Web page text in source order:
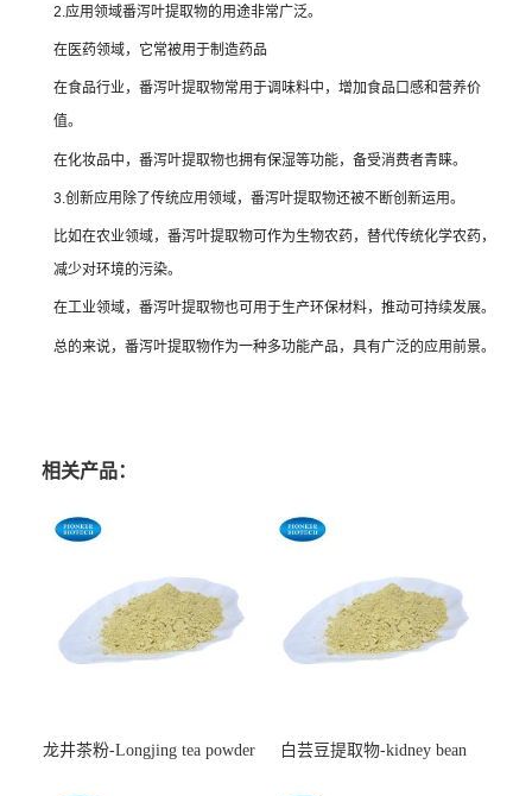
2.应用领域番泻叶提取物的用途非常广泛。
在医药领域，它常被用于制造药品
在食品行业，番泻叶提取物常用于调味料中，增加食品口感和营养价
值。
在化妆品中，番泻叶提取物也拥有保湿等功能，备受消费者青睐。
3.创新应用除了传统应用领域，番泻叶提取物还被不断创新运用。
比如在农业领域，番泻叶提取物可作为生物农药，替代传统化学农药，
减少对环境的污染。
在工业领域，番泻叶提取物也可用于生产环保材料，推动可持续发展。
总的来说，番泻叶提取物作为一种多功能产品，具有广泛的应用前景。
相关产品：
龙井茶粉-Longjing tea powder
白芸豆提取物-kidney bean